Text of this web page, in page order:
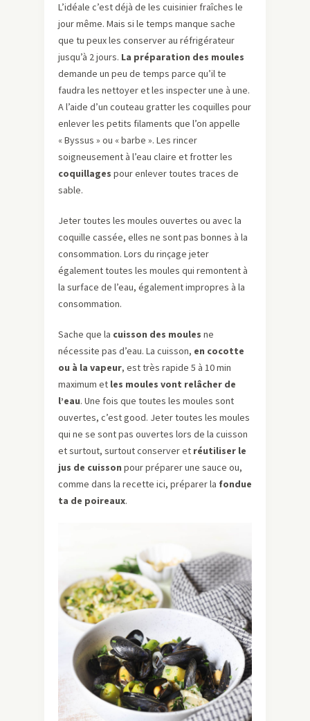
L’idéale c’est déjà de les cuisinier fraîches le
jour même. Mais si le temps manque sache
que tu peux les conserver au réfrigérateur
jusqu’à 2 jours. La préparation des moules
demande un peu de temps parce qu’il te
faudra les nettoyer et les inspecter une à une.
A l’aide d’un couteau gratter les coquilles pour
enlever les petits filaments que l’on appelle
« Byssus » ou « barbe ». Les rincer
soigneusement à l’eau claire et frotter les
coquillages pour enlever toutes traces de
sable.
Jeter toutes les moules ouvertes ou avec la
coquille cassée, elles ne sont pas bonnes à la
consommation. Lors du rinçage jeter
également toutes les moules qui remontent à
la surface de l’eau, également impropres à la
consommation.
Sache que la cuisson des moules ne
nécessite pas d’eau. La cuisson, en cocotte
ou à la vapeur, est très rapide 5 à 10 min
maximum et les moules vont relâcher de
l’eau. Une fois que toutes les moules sont
ouvertes, c’est good. Jeter toutes les moules
qui ne se sont pas ouvertes lors de la cuisson
et surtout, surtout conserver et réutiliser le
jus de cuisson pour préparer une sauce ou,
comme dans la recette ici, préparer la fondue
ta de poireaux.